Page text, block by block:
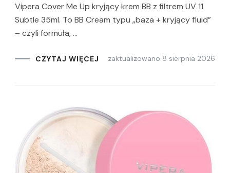
Vipera Cover Me Up kryjący krem BB z filtrem UV 11
Subtle 35ml. To BB Cream typu „baza + kryjący fluid”
– czyli formuła, …
CZYTAJ WIĘCEJ zaktualizowano 8 sierpnia 2026